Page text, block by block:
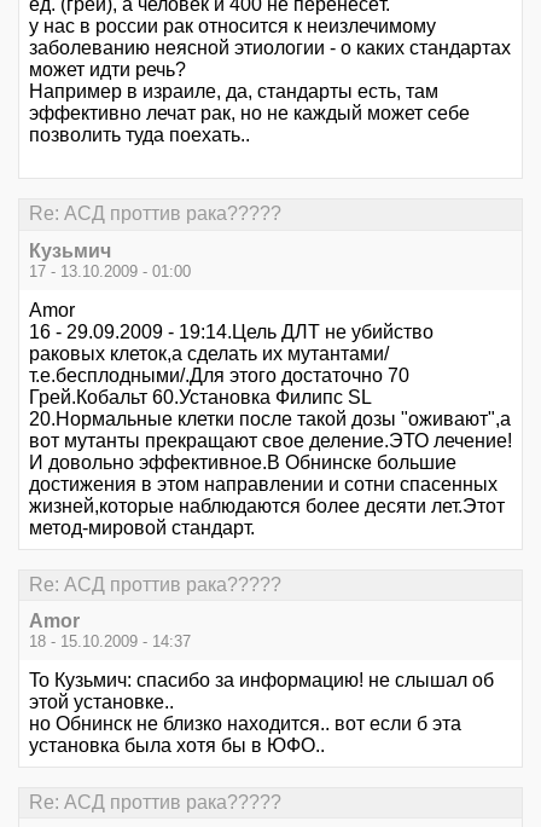
ед. (грей), а человек и 400 не перенесёт.
у нас в россии рак относится к неизлечимому
заболеванию неясной этиологии - о каких стандартах
может идти речь?
Например в израиле, да, стандарты есть, там
эффективно лечат рак, но не каждый может себе
позволить туда поехать..
Re: АСД проттив рака?????
Кузьмич
17 - 13.10.2009 - 01:00
Amor
16 - 29.09.2009 - 19:14.Цель ДЛТ не убийство
раковых клеток,а сделать их мутантами/
т.е.бесплодными/.Для этого достаточно 70
Грей.Кобальт 60.Установка Филипс SL
20.Нормальные клетки после такой дозы "оживают",а
вот мутанты прекращают свое деление.ЭТО лечение!
И довольно эффективное.В Обнинске большие
достижения в этом направлении и сотни спасенных
жизней,которые наблюдаются более десяти лет.Этот
метод-мировой стандарт.
Re: АСД проттив рака?????
Amor
18 - 15.10.2009 - 14:37
To Кузьмич: спасибо за информацию! не слышал об
этой установке..
но Обнинск не близко находится.. вот если б эта
установка была хотя бы в ЮФО..
Re: АСД проттив рака?????